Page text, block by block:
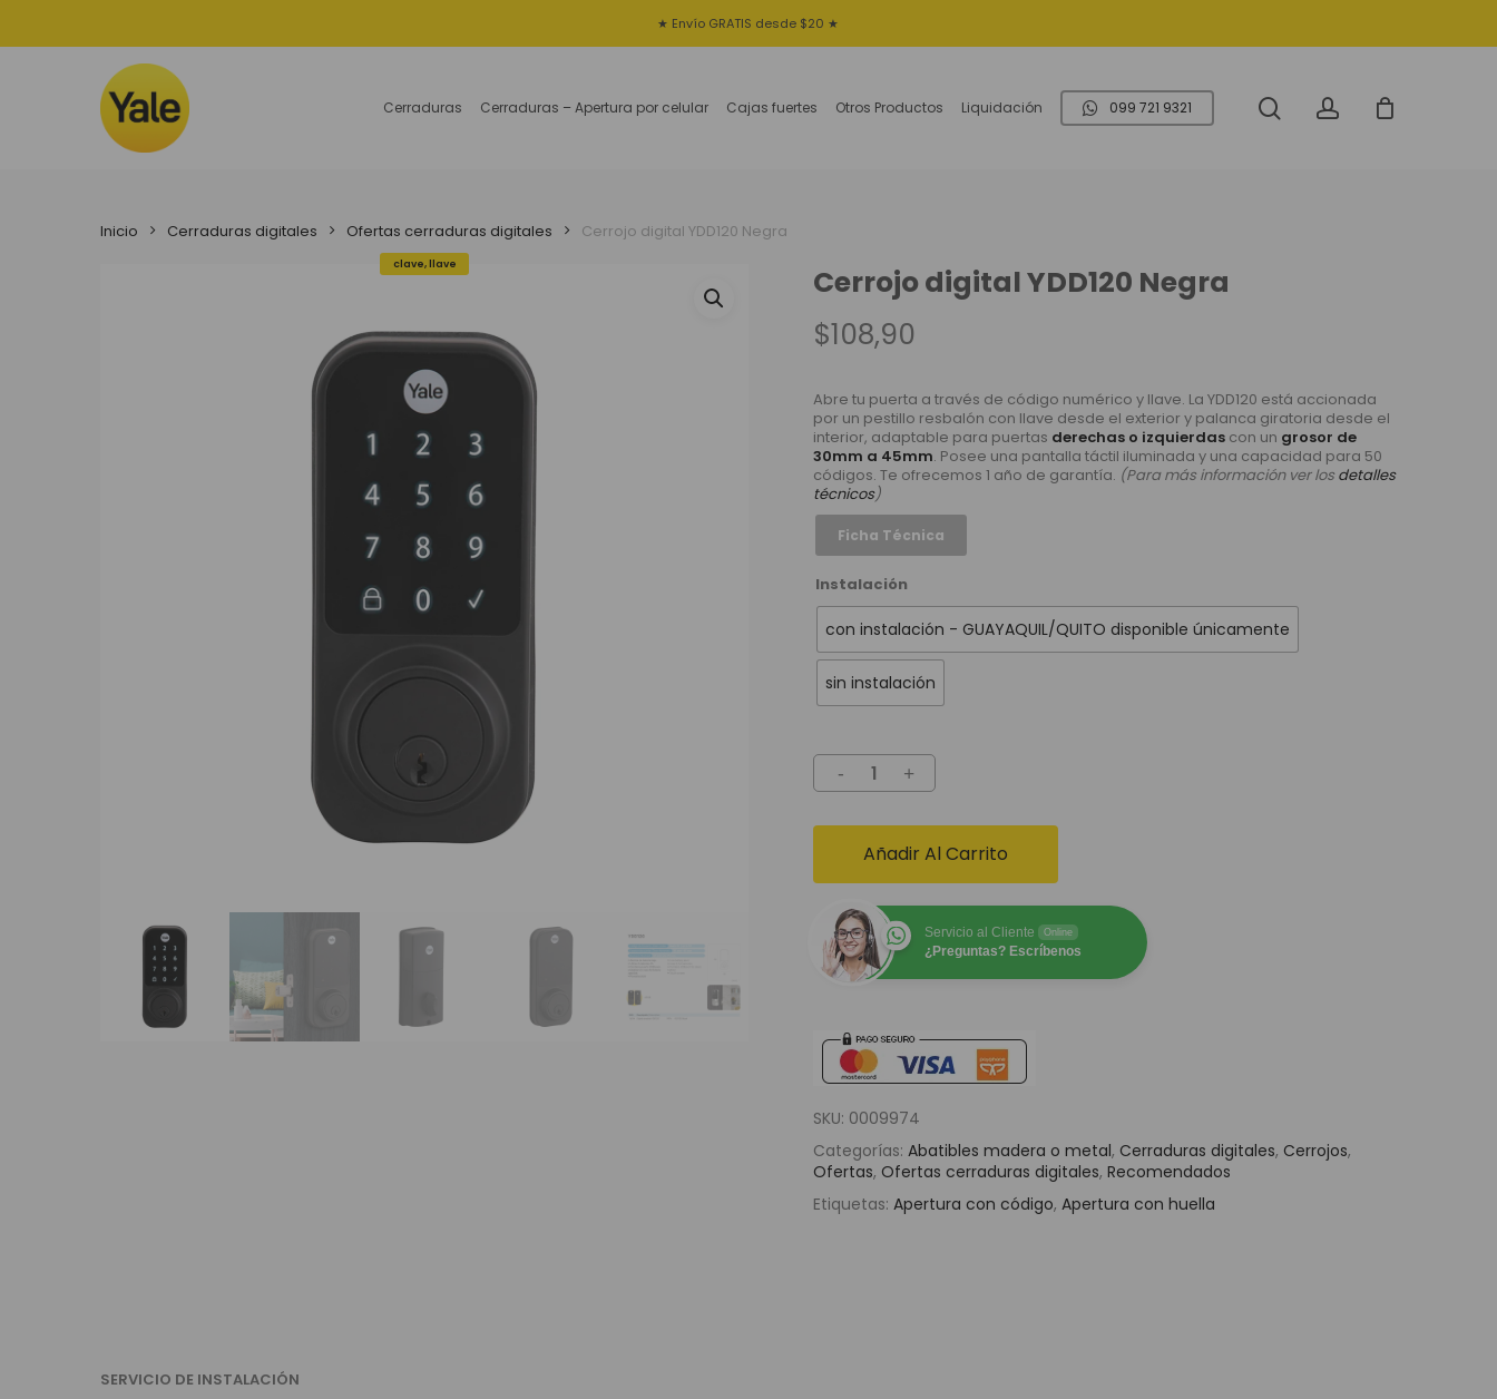
main
★ Envío GRATIS desde $20 ★
Cerraduras Cerraduras – Apertura por celular Cajas fuertes Otros Productos Liquidación 099 721 9321 searchaccount
Inicio Cerraduras digitales Ofertas cerraduras digitales Cerrojo digital YDD120 Negra
clave, llave
Cerrojo digital YDD120 Negra
$108,90
Abre tu puerta a través de código numérico y llave. La YDD120 está accionada
por un pestillo resbalón con llave desde el exterior y palanca giratoria desde el
interior, adaptable para puertas derechas o izquierdas con un grosor de
30mm a 45mm. Posee una pantalla táctil iluminada y una capacidad para 50
códigos. Te ofrecemos 1 año de garantía. (Para más información ver los detalles
técnicos)
Ficha Técnica
Instalación
con instalación - GUAYAQUIL/QUITO disponible únicamente
sin instalación
Añadir Al Carrito
Servicio al Cliente Online
¿Preguntas? Escríbenos
SKU: 0009974
Categorías:Abatibles madera o metal, Cerraduras digitales, Cerrojos,
Ofertas, Ofertas cerraduras digitales,Recomendados
Etiquetas:Apertura con código,Apertura con huella
SERVICIO DE INSTALACIÓN